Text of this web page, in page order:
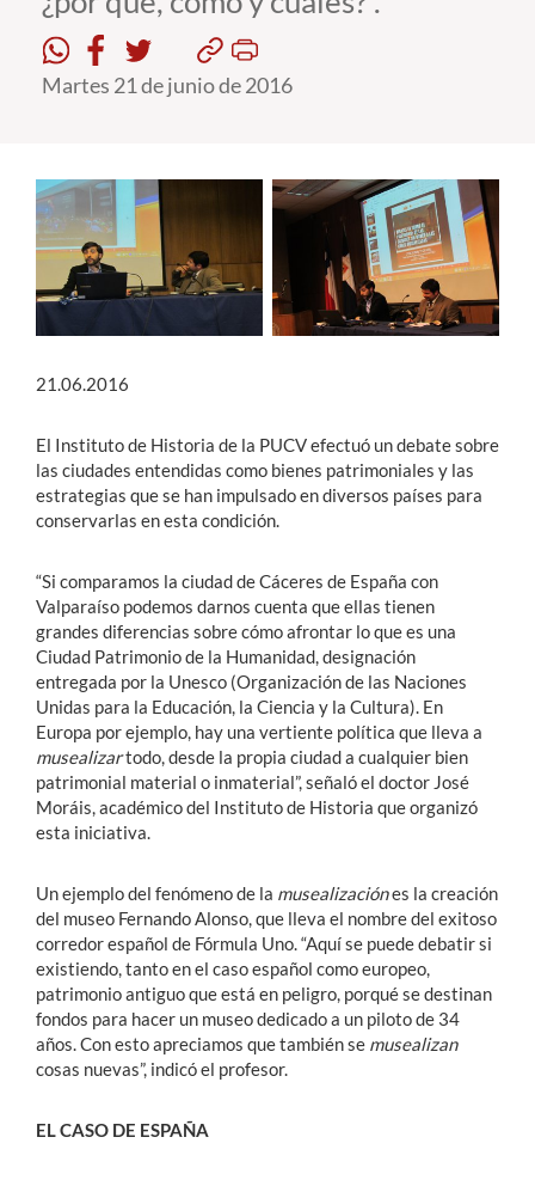
Estudiantes
Académicos
English
Martes 21 de junio de 2016
21.06.2016
El Instituto de Historia de la PUCV efectuó un debate sobre
las ciudades entendidas como bienes patrimoniales y las
estrategias que se han impulsado en diversos países para
conservarlas en esta condición.
“Si comparamos la ciudad de Cáceres de España con
Valparaíso podemos darnos cuenta que ellas tienen
grandes diferencias sobre cómo afrontar lo que es una
Ciudad Patrimonio de la Humanidad, designación
entregada por la Unesco (Organización de las Naciones
Unidas para la Educación, la Ciencia y la Cultura). En
Europa por ejemplo, hay una vertiente política que lleva a
musealizartodo, desde la propia ciudad a cualquier bien
patrimonial material o inmaterial”, señaló el doctor José
Moráis, académico del Instituto de Historia que organizó
esta iniciativa.
Un ejemplo del fenómeno de la musealizaciónes la creación
del museo Fernando Alonso, que lleva el nombre del exitoso
corredor español de Fórmula Uno. “Aquí se puede debatir si
existiendo, tanto en el caso español como europeo,
patrimonio antiguo que está en peligro, porqué se destinan
fondos para hacer un museo dedicado a un piloto de 34
años. Con esto apreciamos que también se musealizan
cosas nuevas”, indicó el profesor.
EL CASO DE ESPAÑA